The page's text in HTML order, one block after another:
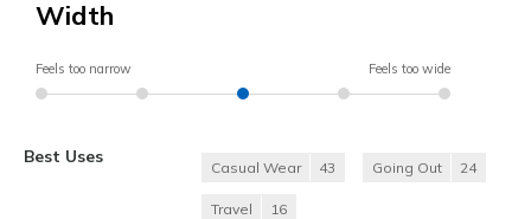
Width
Feels too narrow Feels too wide
Best Uses
Casual Wear 43 Going Out 24
Travel 16